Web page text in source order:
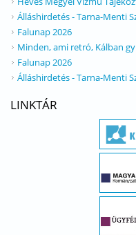
Álláshirdetés - Tarna-Menti
Falunap 2026
Minden, ami retró, Kálban
Falunap 2026
Álláshirdetés - Tarna-Menti
LINKTÁR